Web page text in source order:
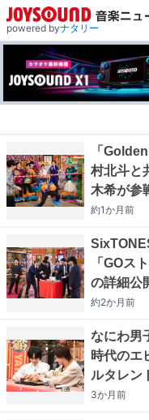
powered byナタリー
「
村北斗と
木希が参
約1か月前
「GOス
の詳細公
約2か月前
なにわ男
時代のエ
ルタレン
3か月前